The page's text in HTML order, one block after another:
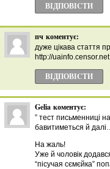
ВІДПОВІCТИ
пч коментує:
дуже цікава стаття
http://
ВІДПОВІCТИ
Gelia коментує:
” тест письменниці
бавитиметься й
На жаль!
Уже й чоловік
“пісучая сємєйка”